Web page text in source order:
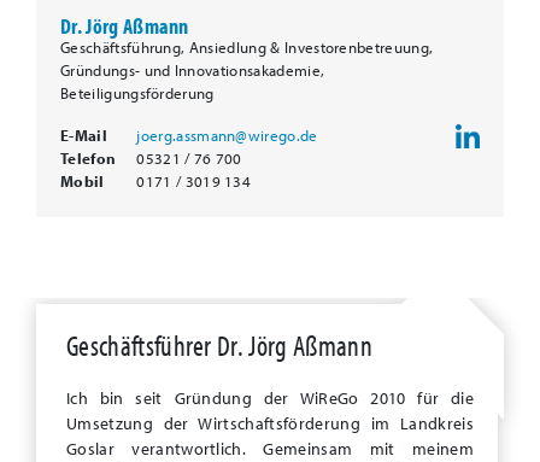
Dr. Jörg Aßmann
Geschäftsführung, Ansiedlung & Investorenbetreuung,
Gründungs- und Innovationsakademie,
Beteiligungsförderung
E-Mail
joerg.assmann@wirego.de
Telefon
05321 / 76 700
Mobil
0171 / 3019 134
Geschäftsführer Dr. Jörg Aßmann
Ich bin seit Gründung der WiReGo 2010 für die
Umsetzung der Wirtschaftsförderung im Landkreis
Goslar verantwortlich. Gemeinsam mit meinem